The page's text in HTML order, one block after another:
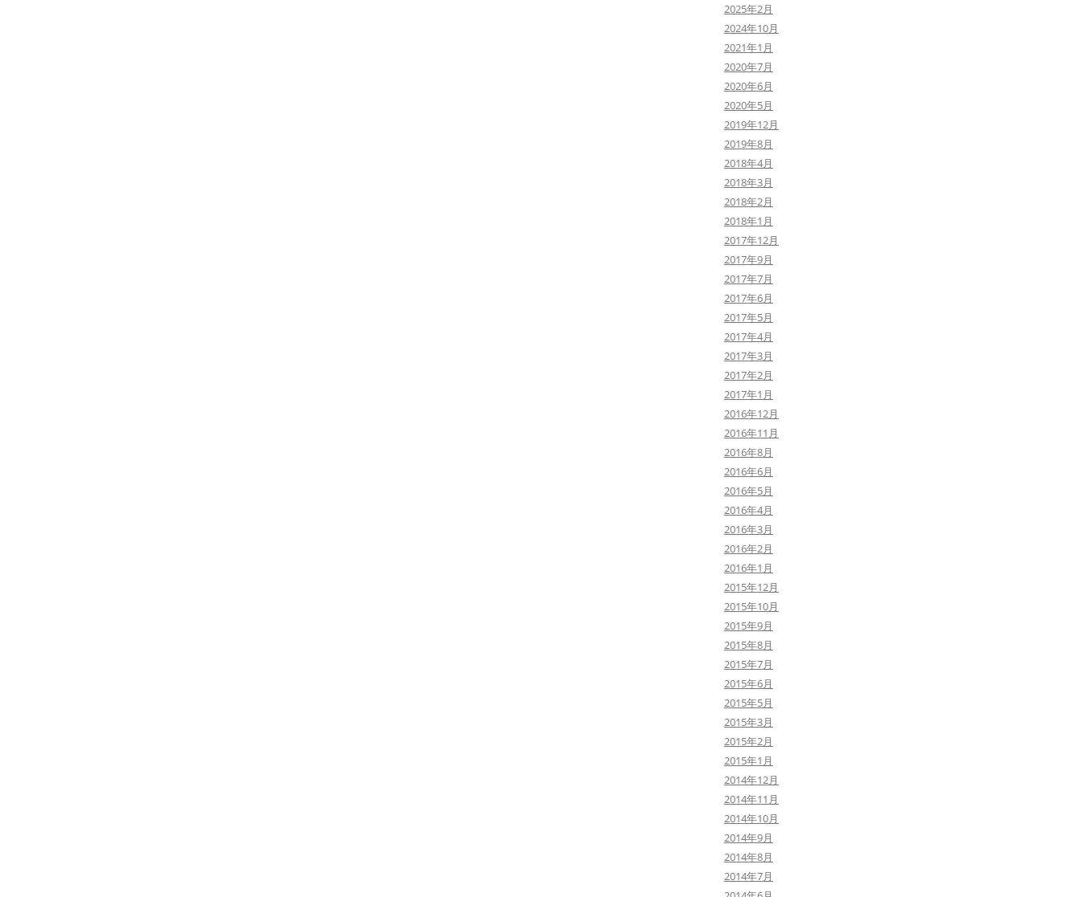
2025年2月
2024年10月
2021年1月
2020年7月
2020年6月
2020年5月
2019年12月
2019年8月
2018年4月
2018年3月
2018年2月
2018年1月
2017年12月
2017年9月
2017年7月
2017年6月
2017年5月
2017年4月
2017年3月
2017年2月
2017年1月
2016年12月
2016年11月
2016年8月
2016年6月
2016年5月
2016年4月
2016年3月
2016年2月
2016年1月
2015年12月
2015年10月
2015年9月
2015年8月
2015年7月
2015年6月
2015年5月
2015年3月
2015年2月
2015年1月
2014年12月
2014年11月
2014年10月
2014年9月
2014年8月
2014年7月